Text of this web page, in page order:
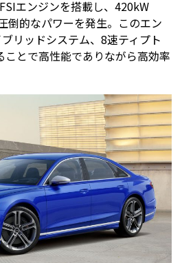
エンジンを搭載し、420kW
倒的なパワーを発生。このエン
リッドシステム、8速ティプト
ことで高性能でありながら高効率